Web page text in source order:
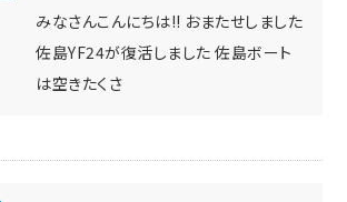
みなさんこんにちは!! おまたせしました
佐島YF24が復活しました 佐島ボート
は空きたくさ